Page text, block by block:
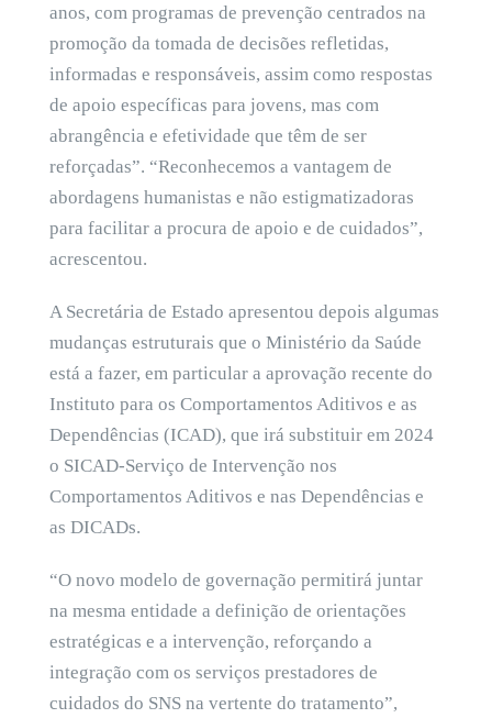
anos, com programas de prevenção centrados na
promoção da tomada de decisões refletidas,
informadas e responsáveis, assim como respostas
de apoio específicas para jovens, mas com
abrangência e efetividade que têm de ser
reforçadas”. “Reconhecemos a vantagem de
abordagens humanistas e não estigmatizadoras
para facilitar a procura de apoio e de cuidados”,
acrescentou.
A Secretária de Estado apresentou depois algumas
mudanças estruturais que o Ministério da Saúde
está a fazer, em particular a aprovação recente do
Instituto para os Comportamentos Aditivos e as
Dependências (ICAD), que irá substituir em 2024
o SICAD-Serviço de Intervenção nos
Comportamentos Aditivos e nas Dependências e
as DICADs.
“O novo modelo de governação permitirá juntar
na mesma entidade a definição de orientações
estratégicas e a intervenção, reforçando a
integração com os serviços prestadores de
cuidados do SNS na vertente do tratamento”,